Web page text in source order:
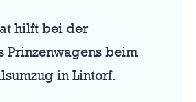
hilft bei der
Prinzenwagens beim
in Lintorf.